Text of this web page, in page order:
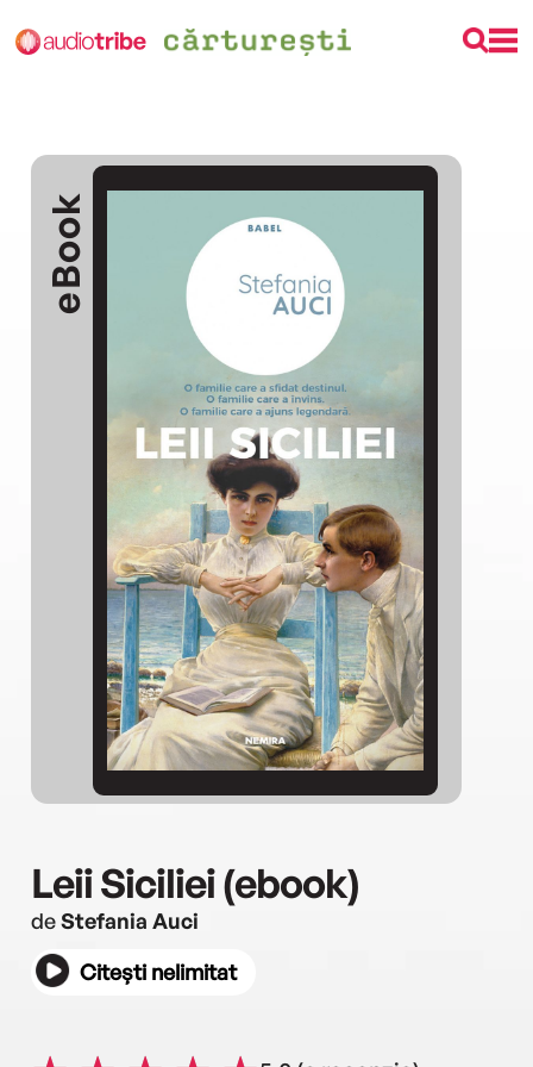
eBook
Leii Siciliei (ebook)
deStefania Auci
Citești nelimitat